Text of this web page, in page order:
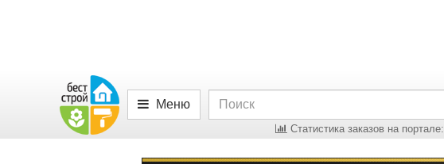
Меню
Статистика заказов на портале: